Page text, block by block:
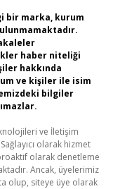
bir marka, kurum
haber niteliği
hakkında
ve kişiler ile isim
bilgiler
ve İletişim
olarak hizmet
olarak denetleme
Ancak, üyelerimiz
olup, siteye üye olarak